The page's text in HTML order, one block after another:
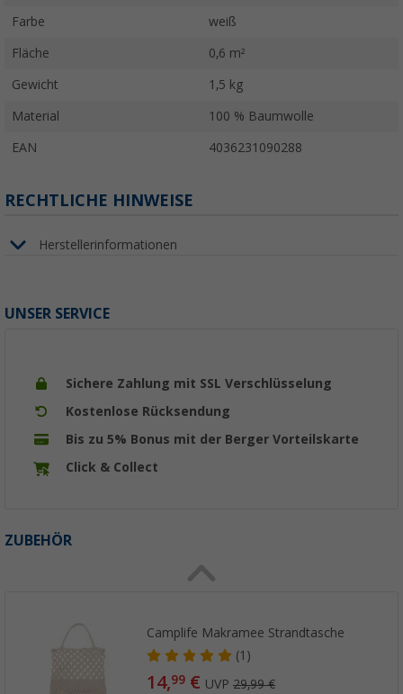
Farbe weiß
Fläche 0,6 m²
Gewicht 1,5 kg
Material 100 % Baumwolle
EAN 4036231090288
RECHTLICHE HINWEISE
Herstellerinformationen
UNSER SERVICE
Sichere Zahlung mit SSL Verschlüsselung
Kostenlose Rücksendung
Bis zu 5% Bonus mit der Berger Vorteilskarte
Click & Collect
ZUBEHÖR
Camplife Makramee Strandtasche
(1)
14,99 € UVP29,99 €